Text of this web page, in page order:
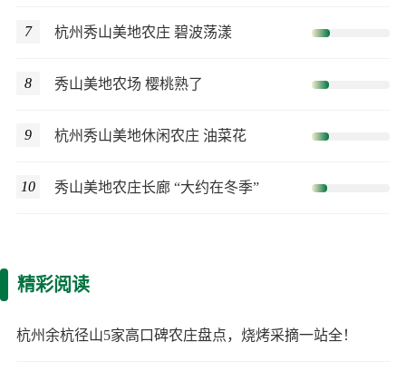
7 杭州秀山美地农庄 碧波荡漾
8 秀山美地农场 樱桃熟了
9 杭州秀山美地休闲农庄 油菜花
10 秀山美地农庄长廊 “大约在冬季”
精彩阅读
杭州余杭径山5家高口碑农庄盘点，烧烤采摘一站全！